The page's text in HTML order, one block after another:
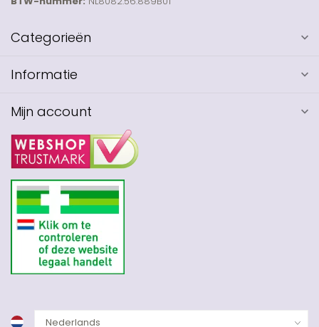
Categorieën
Informatie
Mijn account